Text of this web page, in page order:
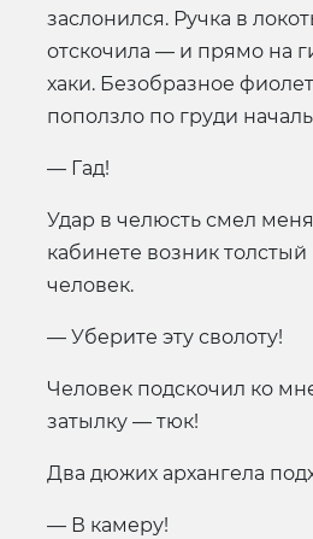
заслонился. Ручка в
отскочила — и прямо на
хаки. Безобразное
поползло по груди
— Гад!
Удар в челюсть смел меня
кабинете возник
человек.
— Уберите эту сволоту!
Человек подскочил ко
затылку — тюк!
Два дюжих архангела
— В камеру!